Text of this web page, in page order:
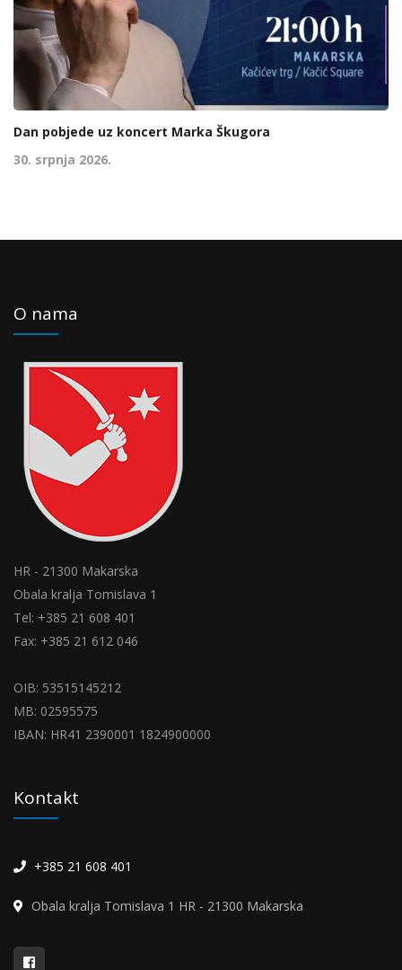
Dan pobjede uz koncert Marka Škugora
30. srpnja 2026.
O nama
HR - 21300 Makarska
Obala kralja Tomislava 1
Tel: +385 21 608 401
Fax: +385 21 612 046
OIB: 53515145212
MB: 02595575
IBAN: HR41 2390001 1824900000
Kontakt
+385 21 608 401
Obala kralja Tomislava 1 HR - 21300 Makarska